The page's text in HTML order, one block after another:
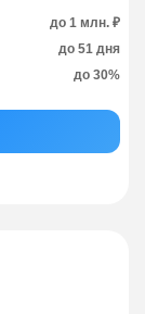
до 1 млн. ₽
до 51 дня
до 30%